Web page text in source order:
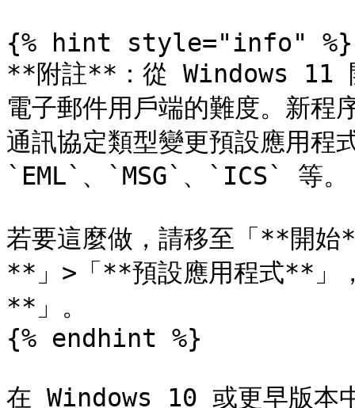
{% hint style="info" %}
**附註**：從 Windows 11
電子郵件用戶端的難度。新程
通訊協定類型變更預設應用程
`EML`、`MSG`、`ICS` 等。
若要這麼做，請移至「**開
**」>「**預設應用程式**」
**」。
{% endhint %}
在 Windows 10 或更早版本